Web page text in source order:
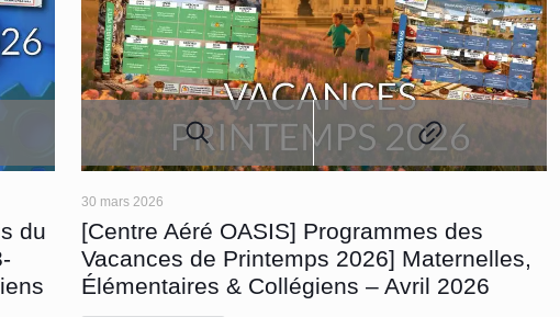
du
30 mars 2026
[Centre Aéré OASIS] Programmes des
Vacances de Printemps 2026] Maternelles,
Élémentaires & Collégiens – Avril 2026